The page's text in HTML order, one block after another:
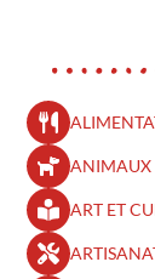
ANIMAUX
ART ET